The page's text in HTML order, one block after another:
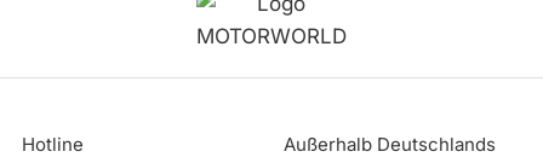
Hotline Außerhalb Deutschlands